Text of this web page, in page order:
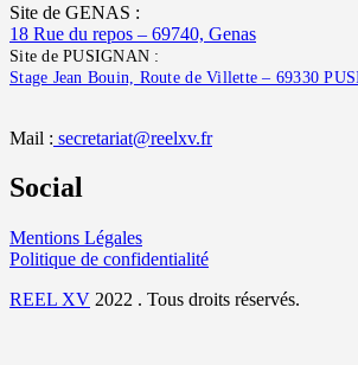
Site de GENAS :
18 Rue du repos – 69740, Genas
Site de PUSIGNAN :
Stage Jean Bouin, Route de Villette – 69330
Mail : secretariat@reelxv.fr
Social
Mentions Légales
Politique de confidentialité
REEL XV 2022 . Tous droits réservés.